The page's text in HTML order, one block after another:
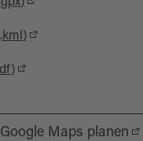
Maps planen